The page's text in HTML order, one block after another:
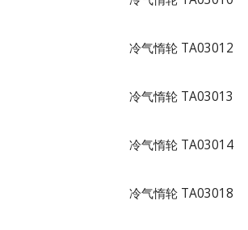
冷气惰轮 TA03012
冷气惰轮 TA03013
冷气惰轮 TA03014
冷气惰轮 TA03018